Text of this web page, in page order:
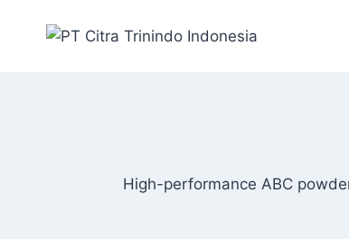
High-performance ABC